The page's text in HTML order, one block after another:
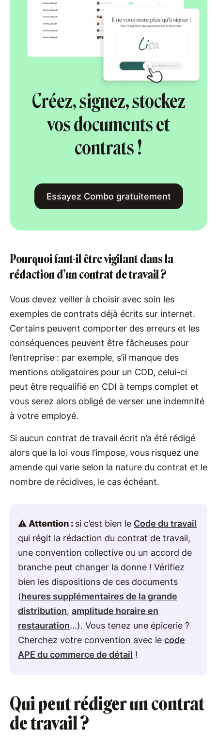
Créez, signez, stockez
vos documents et
contrats !
Essayez Combo gratuitement
Pourquoi faut-il être vigilant dans la
rédaction d’un contrat de travail ?
Vous devez veiller à choisir avec soin les
exemples de contrats déjà écrits sur internet.
Certains peuvent comporter des erreurs et les
conséquences peuvent être fâcheuses pour
l’entreprise : par exemple, s’il manque des
mentions obligatoires pour un CDD, celui-ci
peut être requalifié en CDI à temps complet et
vous serez alors obligé de verser une indemnité
à votre employé.
Si aucun contrat de travail écrit n’a été rédigé
alors que la loi vous l’impose, vous risquez une
amende qui varie selon la nature du contrat et le
nombre de récidives, le cas échéant.
⚠️ Attention : si c’est bien le Code du travail
qui régit la rédaction du contrat de travail,
une convention collective ou un accord de
branche peut changer la donne ! Vérifiez
bien les dispositions de ces documents
(heures supplémentaires de la grande
distribution, amplitude horaire en
restauration…). Vous tenez une épicerie ?
Cherchez votre convention avec le code
APE du commerce de détail !
Qui peut rédiger un contrat
de travail ?